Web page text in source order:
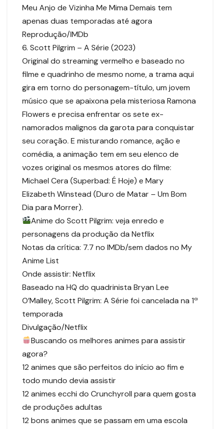
Meu Anjo de Vizinha Me Mima Demais tem
apenas duas temporadas até agora
Reprodução/IMDb
6. Scott Pilgrim – A Série (2023)
Original do streaming vermelho e baseado no
filme e quadrinho de mesmo nome, a trama aqui
gira em torno do personagem-título, um jovem
músico que se apaixona pela misteriosa Ramona
Flowers e precisa enfrentar os sete ex-
namorados malignos da garota para conquistar
seu coração. E misturando romance, ação e
comédia, a animação tem em seu elenco de
vozes original os mesmos atores do filme:
Michael Cera (Superbad: É Hoje) e Mary
Elizabeth Winstead (Duro de Matar – Um Bom
Dia para Morrer).
Anime do Scott Pilgrim: veja enredo e
personagens da produção da Netflix
Notas da crítica: 7.7 no IMDb/sem dados no My
Anime List
Onde assistir: Netflix
Baseado na HQ do quadrinista Bryan Lee
O’Malley, Scott Pilgrim: A Série foi cancelada na 1ª
temporada
Divulgação/Netflix
Buscando os melhores animes para assistir
agora?
12 animes que são perfeitos do início ao fim e
todo mundo devia assistir
12 animes ecchi do Crunchyroll para quem gosta
de produções adultas
12 bons animes que se passam em uma escola